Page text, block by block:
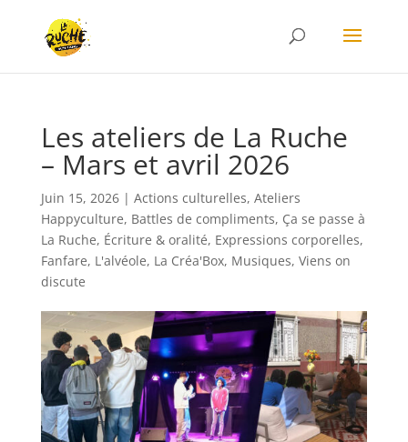
Les ateliers de La Ruche
– Mars et avril 2026
Juin 15, 2026| Actions culturelles, Ateliers
Happyculture, Battles de compliments, Ça se passe à
La Ruche, Écriture & oralité, Expressions corporelles,
Fanfare, L'alvéole, La Créa'Box, Musiques, Viens on
discute